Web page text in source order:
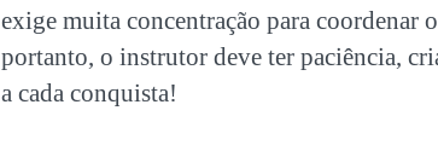
exige muita concentração para coordenar
portanto, o instrutor deve ter paciência,
a cada conquista!